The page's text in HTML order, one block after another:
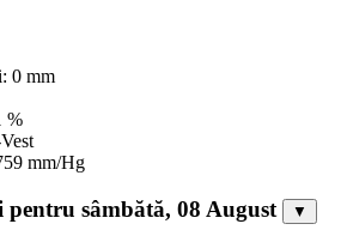
0 mm
%
mm/Hg
pentru sâmbătă, 08 August ▼